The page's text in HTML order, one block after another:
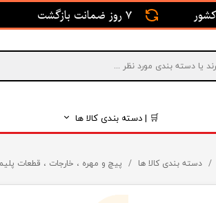
🛒 | دسته بندی کالا ها
موتور و اگزوز
7 روز ضمانت بازگشت
دسته بندی کالا ها پیچ و مهره ، خارجات ، قطعات